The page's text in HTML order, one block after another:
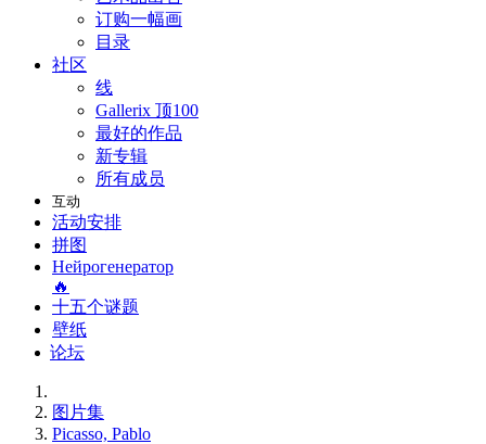
订购一幅画
目录
社区
线
Gallerix 顶100
最好的作品
新专辑
所有成员
互动
活动安排
拼图
Нейрогенератор
🔥
十五个谜题
壁纸
论坛
图片集
Picasso, Pablo